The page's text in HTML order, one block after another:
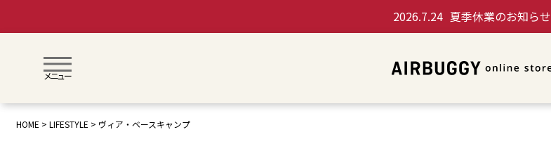
2026.7.24 夏季休業のお知らせ
メニュー
HOME LIFESTYLE ヴィア・ベースキャンプ